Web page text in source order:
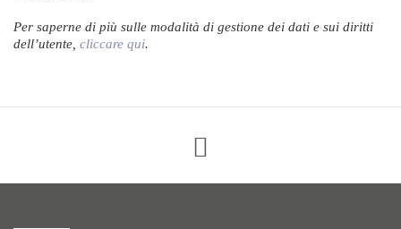
Per saperne di più sulle modalità di gestione dei dati e sui diritti
dell’utente, cliccare qui.